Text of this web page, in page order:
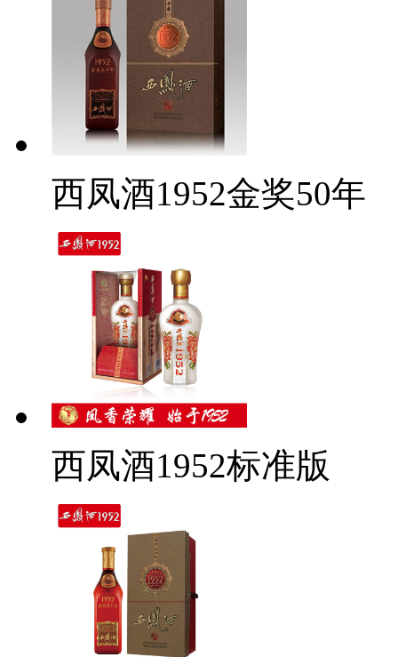
西凤酒1952金奖50年
西凤酒1952标准版